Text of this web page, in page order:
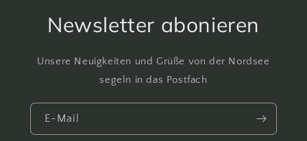
Newsletter abonieren
Unsere Neuigkeiten und Grüße von der Nordsee
segeln in das Postfach
E-Mail